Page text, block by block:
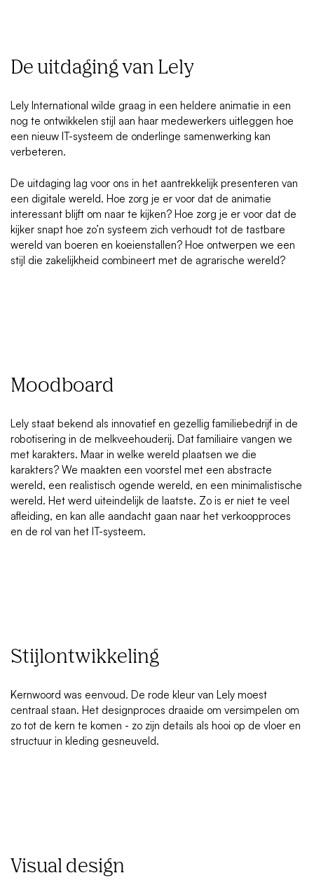
De uitdaging van Lely
Lely International wilde graag in een heldere animatie in een
nog te ontwikkelen stijl aan haar medewerkers uitleggen hoe
een nieuw IT-systeem de onderlinge samenwerking kan
verbeteren.
De uitdaging lag voor ons in het aantrekkelijk presenteren van
een digitale wereld. Hoe zorg je er voor dat de animatie
interessant blijft om naar te kijken? Hoe zorg je er voor dat de
kijker snapt hoe zo’n systeem zich verhoudt tot de tastbare
wereld van boeren en koeienstallen? Hoe ontwerpen we een
stijl die zakelijkheid combineert met de agrarische wereld?
Moodboard
Lely staat bekend als innovatief en gezellig familiebedrijf in de
robotisering in de melkveehouderij. Dat familiaire vangen we
met karakters. Maar in welke wereld plaatsen we die
karakters? We maakten een voorstel met een abstracte
wereld, een realistisch ogende wereld, en een minimalistische
wereld. Het werd uiteindelijk de laatste. Zo is er niet te veel
afleiding, en kan alle aandacht gaan naar het verkoopproces
en de rol van het IT-systeem.
Stijlontwikkeling
Kernwoord was eenvoud. De rode kleur van Lely moest
centraal staan. Het designproces draaide om versimpelen om
zo tot de kern te komen - zo zijn details als hooi op de vloer en
structuur in kleding gesneuveld.
Visual design